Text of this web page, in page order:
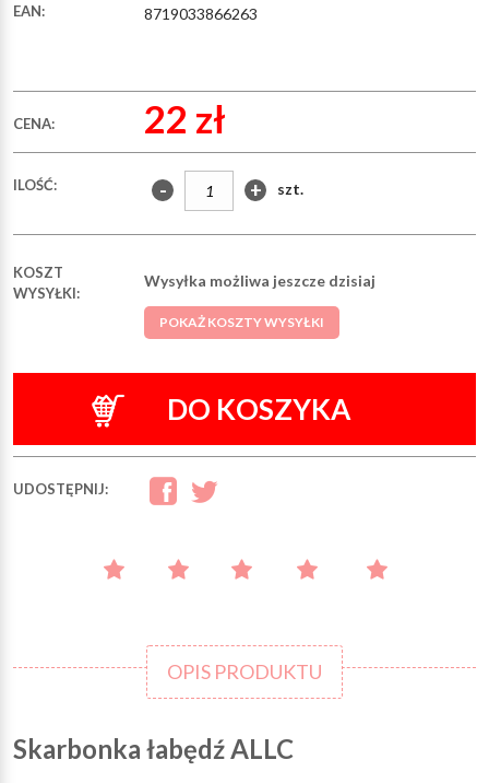
EAN: 8719033866263
CENA: 22 zł
ILOŚĆ: - + szt.
KOSZT
WYSYŁKI:
Wysyłka możliwa jeszcze dzisiaj
POKAŻ KOSZTY WYSYŁKI
DO KOSZYKA
UDOSTĘPNIJ:
OPIS PRODUKTU
Skarbonka łabędź ALLC